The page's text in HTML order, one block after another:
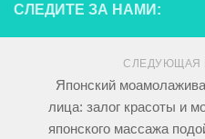
СЛЕДИТЕ ЗА НАМИ:
СЛЕДУЮЩАЯ
Японский
лица: залог красоты и
японского массажа